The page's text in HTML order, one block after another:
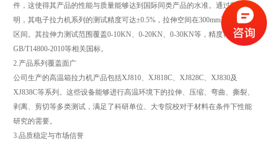
件，这使得其产品的性能与质量能够达到国际同类产品的水准。通过数据表
明，其电子拉力机系列的测试精度可达±0.5%，拉伸空间在300mm至800mm
区间。其拉伸力测试范围覆盖0-10KN、0-20KN、0-30KN等，精度符合
GB/T14800-2010等相关国标。
‌2.产品系列覆盖面广‌
公司生产的高温箱拉力机产品包括XJ810、XJ818C、XJ828C、XJ830及
XJ838C等系列。这些设备能够进行高温环境下的拉伸、压缩、弯曲、撕裂、
剥离、剪切等多类测试，满足了科研单位、大专院校对于材料在条件下性能
研究的需要。
‌3.品质稳定与市场信誉‌